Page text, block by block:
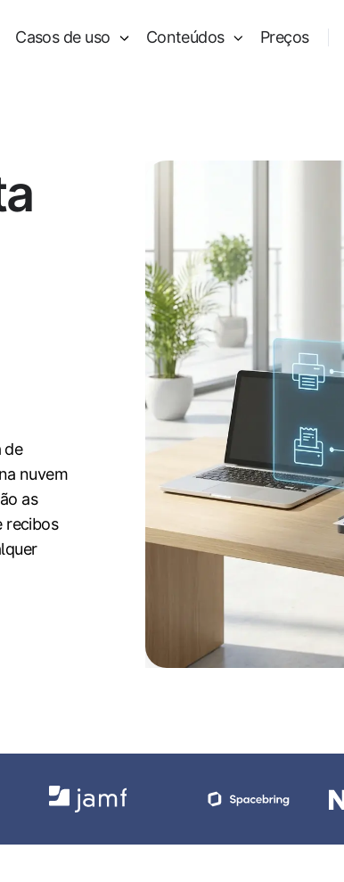
Casos de uso Conteúdos Preços
de
nuvem
as
recibos